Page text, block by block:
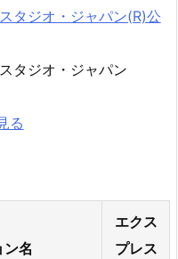
タジオ・ジャパン(R)公
タジオ・ジャパン
る
名
エクス
プレス